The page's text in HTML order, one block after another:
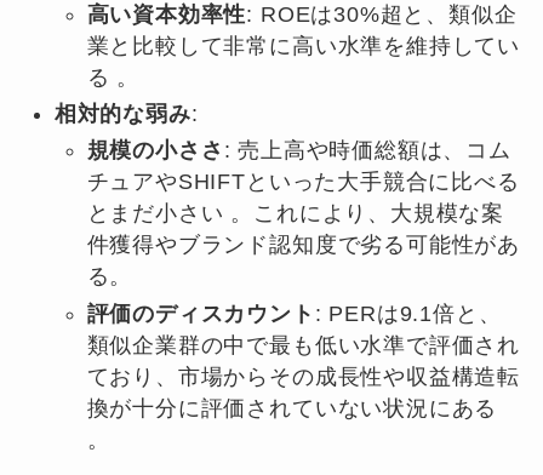
高い資本効率性: ROEは30%超と、類似企
業と比較して非常に高い水準を維持してい
る 。
相対的な弱み:
規模の小ささ : 売上高や時価総額は、コム
チュアやSHIFTといった大手競合に比べる
とまだ小さい 。これにより、大規模な案
件獲得やブランド認知度で劣る可能性があ
る。
評価のディスカウント : PERは9.1倍と、
類似企業群の中で最も低い水準で評価され
ており、市場からその成長性や収益構造転
換が十分に評価されていない状況にある
。